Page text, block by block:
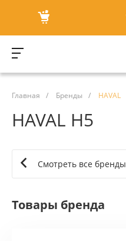
Главная / Бренды / HAVAL
HAVAL H5
Смотреть все бренды
Товары бренда